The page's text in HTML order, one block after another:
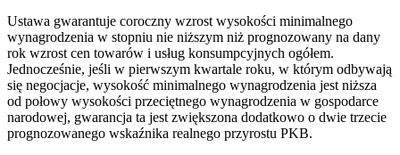
Ustawa gwarantuje coroczny wzrost wysokości minimalnego
wynagrodzenia w stopniu nie niższym niż prognozowany na dany
rok wzrost cen towarów i usług konsumpcyjnych ogółem.
Jednocześnie, jeśli w pierwszym kwartale roku, w którym odbywają
się negocjacje, wysokość minimalnego wynagrodzenia jest niższa
od połowy wysokości przeciętnego wynagrodzenia w gospodarce
narodowej, gwarancja ta jest zwiększona dodatkowo o dwie trzecie
prognozowanego wskaźnika realnego przyrostu PKB.